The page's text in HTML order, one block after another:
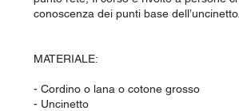
conoscenza dei punti base dell’uncinetto.
MATERIALE:
- Cordino o lana o cotone grosso
- Uncinetto